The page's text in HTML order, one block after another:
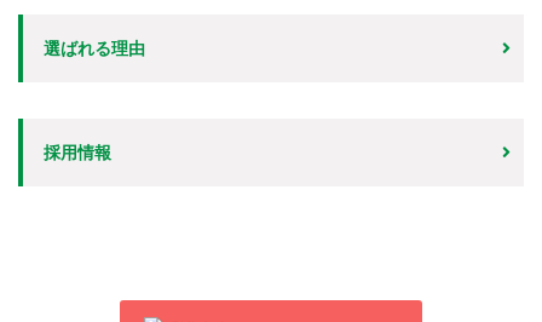
選ばれる理由
採用情報